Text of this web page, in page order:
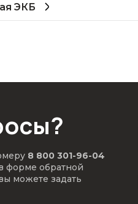
ЭКБ
8 800 301-96-04
форме обратной
можете задать